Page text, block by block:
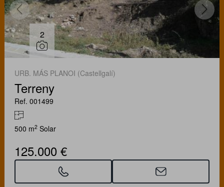
2
URB. MÁS PLANOI (Castellgalí)
Terreny
Ref. 001499
500 m2 Solar
125.000 €